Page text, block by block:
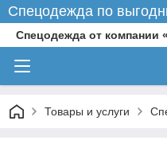
Спецодежда по
Спецодежда от компании
Товары и услуги